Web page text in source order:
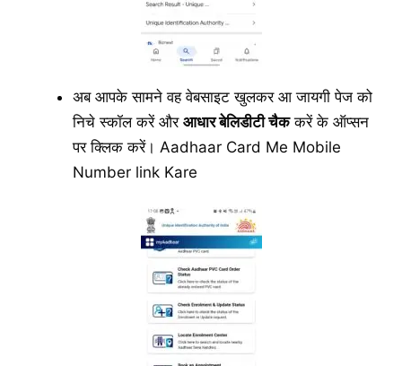
अब आपके सामने वह वेबसाइट खुलकर आ जायगी पेज को
निचे स्कॉल करें और आधार बेलिडीटी चैककरें के ऑप्सन
पर क्लिक करें। Aadhaar Card Me Mobile
Number link Kare